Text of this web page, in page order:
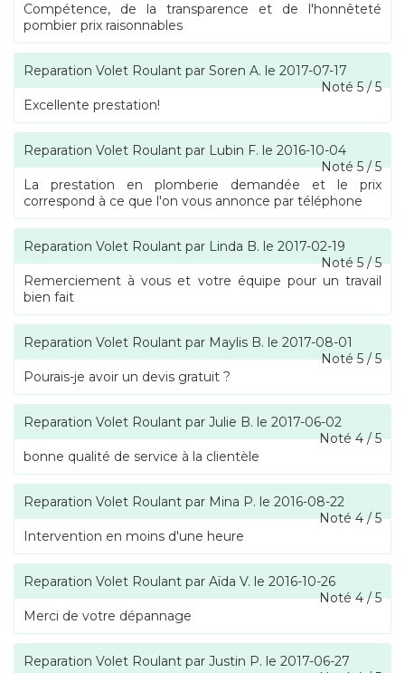
Compétence, de la transparence et de l'honnêteté
pombier prix raisonnables
Reparation Volet Roulant par Soren A. le 2017-07-17
Noté5/5
Excellente prestation!
Reparation Volet Roulant par Lubin F. le 2016-10-04
Noté5/5
La prestation en plomberie demandée et le prix
correspond à ce que l'on vous annonce par téléphone
Reparation Volet Roulant par Linda B. le 2017-02-19
Noté5/5
Remerciement à vous et votre équipe pour un travail
bien fait
Reparation Volet Roulant par Maylis B. le 2017-08-01
Noté5/5
Pourais-je avoir un devis gratuit ?
Reparation Volet Roulant par Julie B. le 2017-06-02
Noté4/5
bonne qualité de service à la clientèle
Reparation Volet Roulant par Mina P. le 2016-08-22
Noté4/5
Intervention en moins d'une heure
Reparation Volet Roulant par Aïda V. le 2016-10-26
Noté4/5
Merci de votre dépannage
Reparation Volet Roulant par Justin P. le 2017-06-27